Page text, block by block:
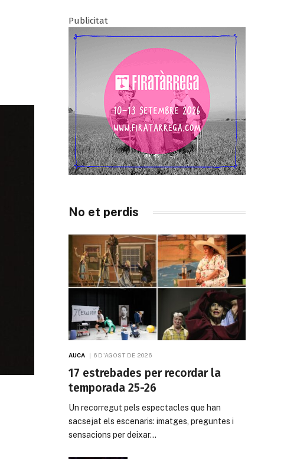
Publicitat
No et perdis
AUCA 6 D'AGOST DE 2026
17 estrebades per recordar la
temporada 25-26
Un recorregut pels espectacles que han
sacsejat els escenaris: imatges, preguntes i
sensacions per deixar…